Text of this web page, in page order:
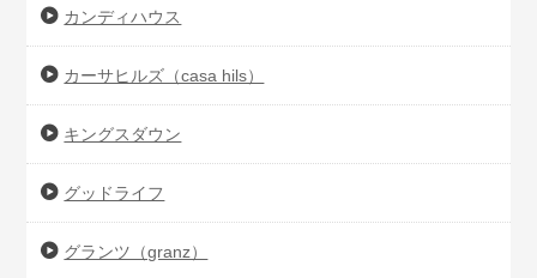
カンディハウス
カーサヒルズ（casa hils）
キングスダウン
グッドライフ
グランツ（granz）